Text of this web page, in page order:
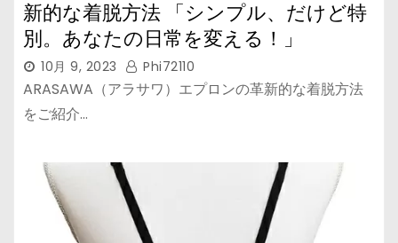
新的な着脱方法 「シンプル、だけど特
別。あなたの日常を変える！」
10月 9, 2023 Phi72110
ARASAWA（アラサワ）エプロンの革新的な着脱方法
をご紹介…